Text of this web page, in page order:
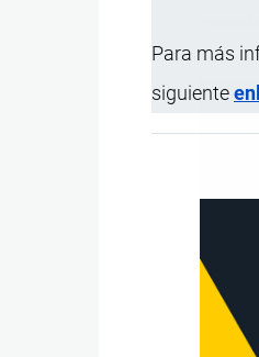
Para más
siguiente